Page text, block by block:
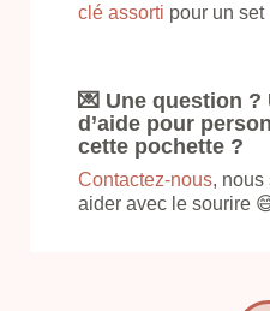
clé assorti pour un set
💌 Une question
d’aide pour
cette pochette ?
Contactez-nous, nous
aider avec le sourire